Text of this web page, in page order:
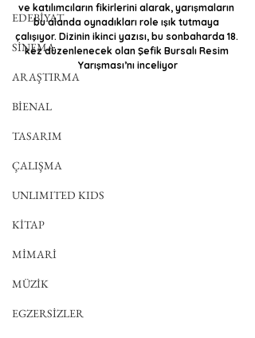
EDEBİYAT
SİNEMA
ARAŞTIRMA
BİENAL
TASARIM
ÇALIŞMA
UNLIMITED KIDS
KİTAP
MİMARİ
MÜZİK
EGZERSİZLER
ve katılımcıların fikirlerini alarak, yarışmaların
bu alanda oynadıkları role ışık tutmaya
çalışıyor. Dizinin ikinci yazısı, bu sonbaharda 18.
kez düzenlenecek olan Şefik Bursalı Resim
Yarışması’nı inceliyor